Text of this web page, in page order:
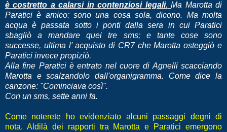
è costretto a calarsi in contenziosi legali. Ma Marotta di
Paratici è amico: sono una cosa sola, dicono. Ma molta
acqua è passata sotto i ponti dalla sera in cui Paratici
sbagliò a mandare quei tre sms; e tante cose sono
successe, ultima l' acquisto di CR7 che Marotta osteggiò e
Paratici invece propiziò.
Alla fine Paratici è entrato nel cuore di Agnelli scacciando
Marotta e scalzandolo dall'organigramma. Come dice la
canzone: "Cominciava così".
Con un sms, sette anni fa.
Come noterete ho evidenziato alcuni passaggi degni di
nota. Aldilà dei rapporti tra Marotta e Paratici emergono